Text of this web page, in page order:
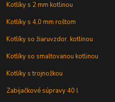
Kotlíky s 2 mm kotlinou
Kotlíky s 4,0 mm roštom
Kotlíky so žiaruvzdor. kotlinou
Kotlíky so smaltovanou kotlinou
Kotlíky s trojnožkou
Zabijačkové súpravy 40 l